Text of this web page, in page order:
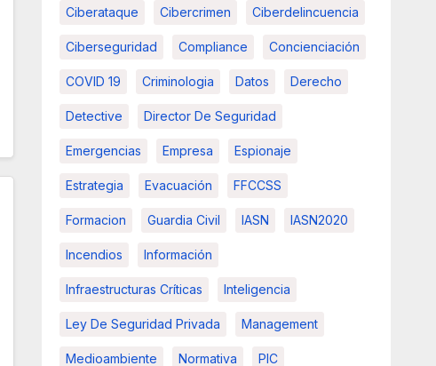
Ciberataque Cibercrimen Ciberdelincuencia
Ciberseguridad Compliance Concienciación
COVID 19 Criminologia Datos Derecho
Detective Director De Seguridad
Emergencias Empresa Espionaje
Estrategia Evacuación FFCCSS
Formacion Guardia Civil IASN IASN2020
Incendios Información
Infraestructuras Críticas Inteligencia
Ley De Seguridad Privada Management
Medioambiente Normativa PIC